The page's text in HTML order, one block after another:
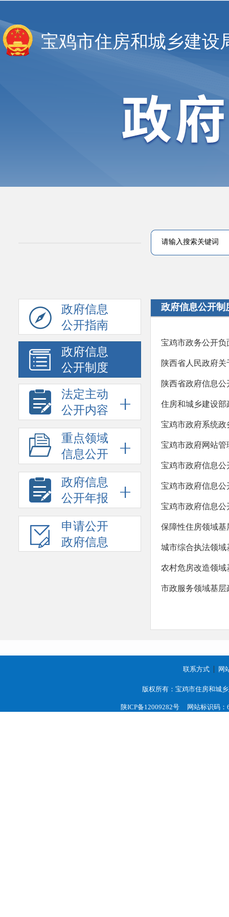
宝鸡市住房和城乡建设
政府信息
公开指南
政府信息
公开制度
法定主动
公开内容
重点领域
信息公开
政府信息
公开年报
申请公开
政府信息
政府信息公开制
宝鸡市政务公开
陕西省人民政府
陕西省政府信息
住房和城乡建设
宝鸡市政府系统
宝鸡市政府网站
宝鸡市政府信息
宝鸡市政府信息
宝鸡市政府信息
保障性住房领域
城市综合执法领
农村危房改造领
市政服务领域基
联系方式 网
版权所有：宝鸡市住房和城
陕ICP备12009282号 网站标识码：